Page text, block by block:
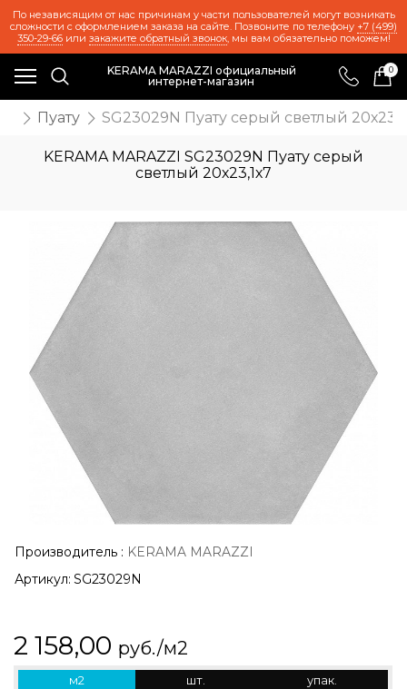
По независящим от нас причинам у части пользователей могут возникать
сложности с оформлением заказа на сайте. Позвоните по телефону +7 (499)
350-29-66или закажите обратный звонок, мы вам обязательно поможем!
KERAMA MARAZZI официальный
интернет-магазин
0
Пуату SG23029N Пуату серый светлый
KERAMA MARAZZI SG23029N Пуату серый
светлый 20х23,1х7
Производитель : KERAMA MARAZZI
Артикул: SG23029N
2 158,00 руб./м2
м2 шт. упак.